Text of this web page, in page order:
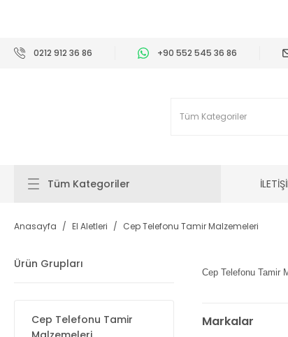
0212 912 36 86 +90 552 545 36 86
Tüm Kategoriler
Anasayfa El Aletleri Cep Telefonu Tamir Malzemeleri
Ürün Grupları
Cep Telefonu Tamir
Cep Telefonu Tamir
Markalar